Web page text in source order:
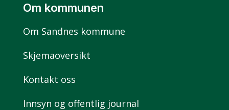
Om kommunen
Om Sandnes kommune
Skjemaoversikt
Kontakt oss
Innsyn og offentlig journal